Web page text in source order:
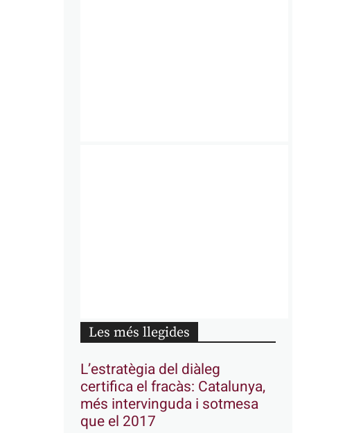
Les més llegides
L’estratègia del diàleg
certifica el fracàs: Catalunya,
més intervinguda i sotmesa
que el 2017